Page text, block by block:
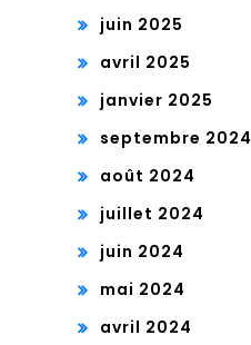
juin 2025
avril 2025
janvier 2025
septembre 2024
août 2024
juillet 2024
juin 2024
mai 2024
avril 2024